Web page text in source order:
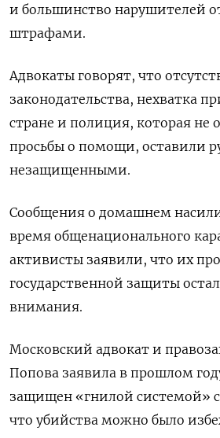
и большинство нарушителей
штрафами.
Адвокаты говорят, что
законодательства, нехватка
стране и полиция, которая не
просьбы о помощи, оставили
незащищенными.
Сообщения о домашнем
время общенационального
активисты заявили, что их
государственной защиты
внимания.
Московский адвокат и
Попова заявила в прошлом
защищен «гнилой системой»
что убийства можно было